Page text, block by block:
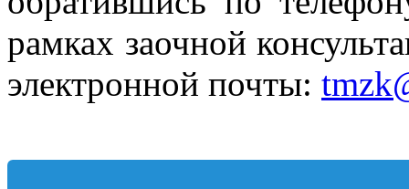
рамках заочной
электронной почты: